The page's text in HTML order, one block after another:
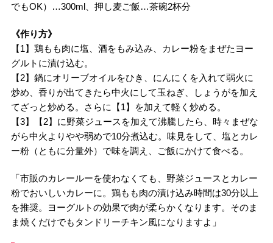
でもOK）…300ml、押し麦ご飯…茶碗2杯分
《作り方》
【1】鶏もも肉に塩、酒をもみ込み、カレー粉をまぜたヨー
グルトに漬け込む。
【2】鍋にオリーブオイルをひき、にんにくを入れて弱火に
炒め、香りが出てきたら中火にして玉ねぎ、しょうがを加え
てざっと炒める。さらに【1】を加えて軽く炒める。
【3】【2】に野菜ジュースを加えて沸騰したら、時々まぜな
がら中火よりやや弱めで10分煮込む。味見をして、塩とカレ
ー粉（ともに分量外）で味を調え、ご飯にかけて食べる。
「市販のカレールーを使わなくても、野菜ジュースとカレー
粉でおいしいカレーに。鶏もも肉の漬け込み時間は30分以上
を推奨。ヨーグルトの効果で肉が柔らかくなります。そのま
ま焼くだけでもタンドリーチキン風になりますよ」